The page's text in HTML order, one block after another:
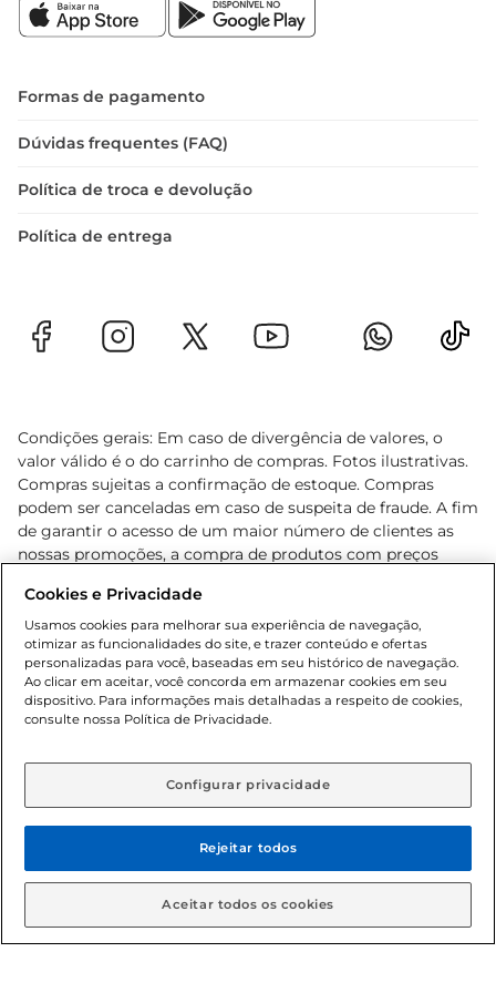
Formas de pagamento
Dúvidas frequentes (FAQ)
Política de troca e devolução
Política de entrega
Condições gerais: Em caso de divergência de valores, o
valor válido é o do carrinho de compras. Fotos ilustrativas.
Compras sujeitas a confirmação de estoque. Compras
podem ser canceladas em caso de suspeita de fraude. A fim
de garantir o acesso de um maior número de clientes as
nossas promoções, a compra de produtos com preços
cliente. Os preços, ofertas e condições são exclusivos para
o e-commerce e válidos durante o dia de hoje, podendo
sofrer alterações sem prévia notificação. Proibida a venda
de bebidas alcoólicas para menores de 18 anos, conforme
Lei n.º 8069/90, art. 81, inciso II (Estatuto da Criança e do
Adolescente). Preços e condições exclusivos para o
aviso prévio. O valor mínimo para as compras on-line é de
© 2026 Copyright. Todos os direitos
reservados Gbarbosa.
Cookies e Privacidade
Usamos cookies para melhorar sua experiência de navegação,
otimizar as funcionalidades do site, e trazer conteúdo e ofertas
personalizadas para você, baseadas em seu histórico de navegação.
Ao clicar em aceitar, você concorda em armazenar cookies em seu
dispositivo. Para informações mais detalhadas a respeito de cookies,
consulte nossa Política de Privacidade.
Configurar privacidade
Rejeitar todos
Aceitar todos os cookies